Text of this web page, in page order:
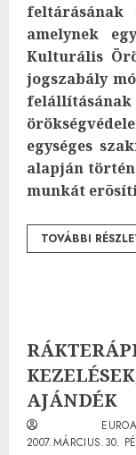
feltárásának
amelynek
Kulturális
jogszabály
egységes
alapján
munkát
TOVÁBBI
AJÁNDÉK
2007.MÁRCIUS.30.